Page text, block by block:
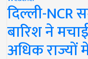
दिल्ली-NCR
बारिश ने
अधिक